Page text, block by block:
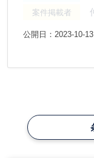
案件掲載者
公開日：2023-10-13